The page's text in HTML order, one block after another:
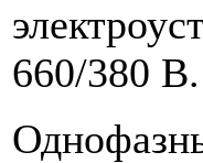
660/380 В.